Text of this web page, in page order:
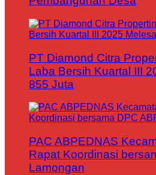
PT Diamond Citra
Laba Bersih Kuartal III
855 Juta
PAC ABPEDNAS
Rapat Koordinasi
Lamongan